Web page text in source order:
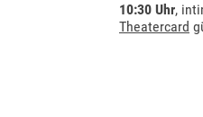
10:30 Uhr,
Theatercard